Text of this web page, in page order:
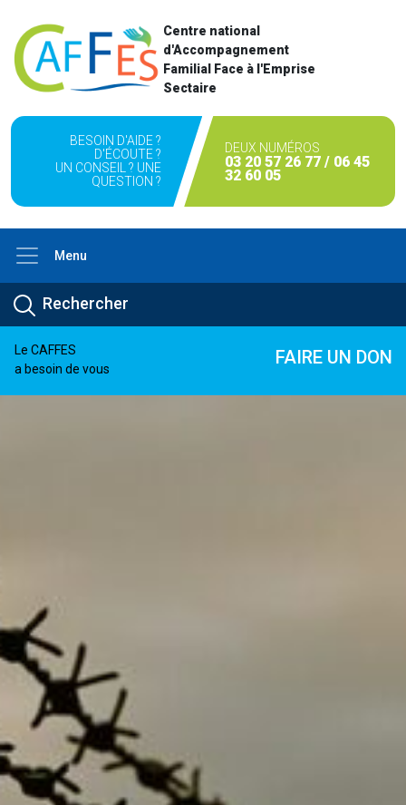
Centre national
d'Accompagnement
Familial Face à l'Emprise
Sectaire
BESOIN D'AIDE ?
D'ÉCOUTE ?
UN CONSEIL ? UNE
QUESTION ?
DEUX NUMÉROS
03 20 57 26 77 / 06 45
32 60 05
Menu
Le CAFFES
a besoin de vous
FAIRE UN DON